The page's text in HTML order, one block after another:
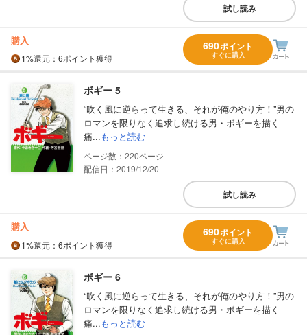
試し読み
購入
1%還元 ：6ポイント獲得
690ポイント
すぐに購入
ボギー 5
“吹く風に逆らって生きる、それが俺のやり方！”男の
ロマンを限りなく追求し続ける男・ボギーを描く
痛...もっと読む
220
配信日：2019/12/20
試し読み
購入
1%還元 ：6ポイント獲得
690ポイント
すぐに購入
ボギー 6
“吹く風に逆らって生きる、それが俺のやり方！”男の
ロマンを限りなく追求し続ける男・ボギーを描く
痛...もっと読む